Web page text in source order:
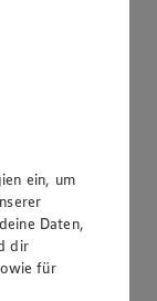
deren
ein, um
Daten,
dir
für